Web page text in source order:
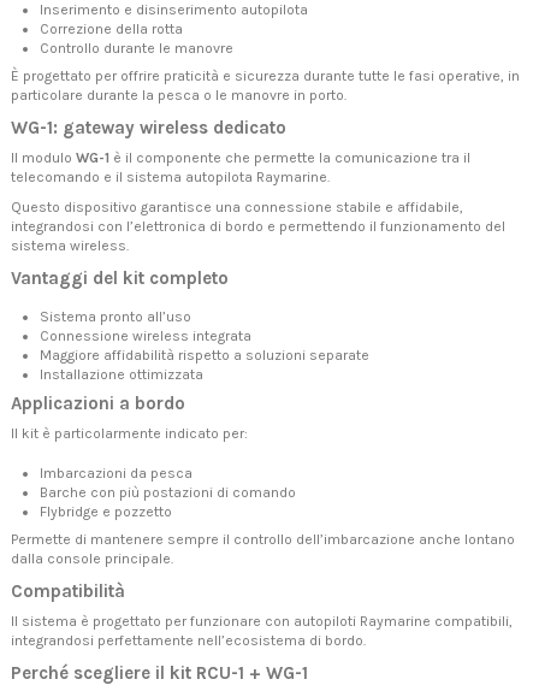
Inserimento e disinserimento autopilota
Correzione della rotta
Controllo durante le manovre
È progettato per offrire praticità e sicurezza durante tutte le fasi operative, in
particolare durante la pesca o le manovre in porto.
WG-1: gateway wireless dedicato
Il modulo WG-1 è il componente che permette la comunicazione tra il
telecomando e il sistema autopilota Raymarine.
Questo dispositivo garantisce una connessione stabile e affidabile,
integrandosi con l’elettronica di bordo e permettendo il funzionamento del
sistema wireless.
Vantaggi del kit completo
Sistema pronto all’uso
Connessione wireless integrata
Maggiore affidabilità rispetto a soluzioni separate
Installazione ottimizzata
Applicazioni a bordo
Il kit è particolarmente indicato per:
Imbarcazioni da pesca
Barche con più postazioni di comando
Flybridge e pozzetto
Permette di mantenere sempre il controllo dell’imbarcazione anche lontano
dalla console principale.
Compatibilità
Il sistema è progettato per funzionare con autopiloti Raymarine compatibili,
integrandosi perfettamente nell’ecosistema di bordo.
Perché scegliere il kit RCU-1 + WG-1